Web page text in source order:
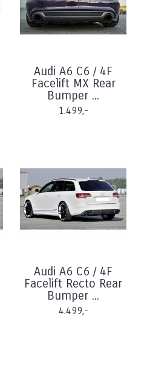
Audi A6 C6 / 4F
Facelift MX Rear
Bumper ...
1.499,-
Audi A6 C6 / 4F
Facelift Recto Rear
Bumper ...
4.499,-